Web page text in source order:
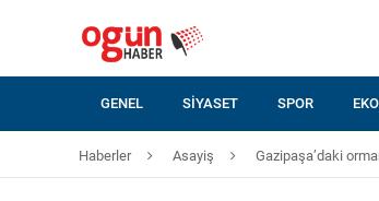
GENEL SIYASET SPOR
Haberler Asayiş Gazipaşa’daki